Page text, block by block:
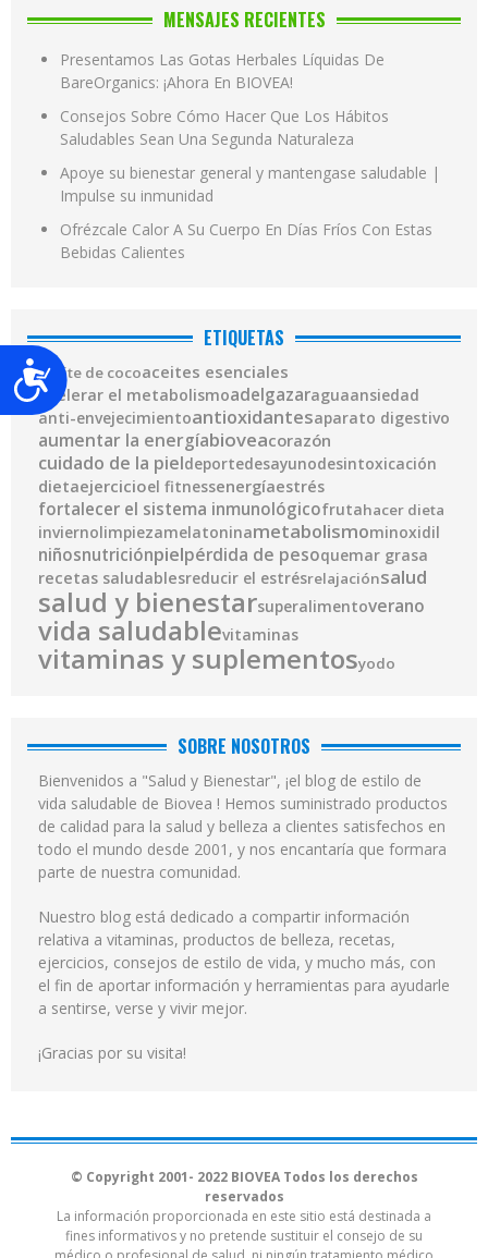
Accesibilidad
MENSAJES RECIENTES
Presentamos Las Gotas Herbales Líquidas De
BareOrganics: ¡Ahora En BIOVEA!
Consejos Sobre Cómo Hacer Que Los Hábitos
Saludables Sean Una Segunda Naturaleza
Apoye su bienestar general y mantengase saludable |
Impulse su inmunidad
Ofrézcale Calor A Su Cuerpo En Días Fríos Con Estas
Bebidas Calientes
ETIQUETAS
aceite de cocoaceites esenciales
acelerar el metabolismoadelgazaraguaansiedad
anti-envejecimientoantioxidantesaparato digestivo
aumentar la energíabioveacorazón
cuidado de la pieldeportedesayunodesintoxicación
dietaejercicioel fitnessenergíaestrés
fortalecer el sistema inmunológicofrutahacer dieta
inviernolimpiezamelatoninametabolismominoxidil
niñosnutriciónpielpérdida de pesoquemar grasa
recetas saludablesreducir el estrésrelajaciónsalud
salud y bienestarsuperalimentoverano
vida saludablevitaminas
vitaminas y suplementosyodo
SOBRE NOSOTROS
Bienvenidos a "Salud y Bienestar", ¡el blog de estilo de
vida saludable de Biovea ! Hemos suministrado productos
de calidad para la salud y belleza a clientes satisfechos en
todo el mundo desde 2001, y nos encantaría que formara
parte de nuestra comunidad.
Nuestro blog está dedicado a compartir información
relativa a vitaminas, productos de belleza, recetas,
ejercicios, consejos de estilo de vida, y mucho más, con
el fin de aportar información y herramientas para ayudarle
a sentirse, verse y vivir mejor.
¡Gracias por su visita!
© Copyright 2001- 2022 BIOVEA Todos los derechos
reservados
La información proporcionada en este sitio está destinada a
fines informativos y no pretende sustituir el consejo de su